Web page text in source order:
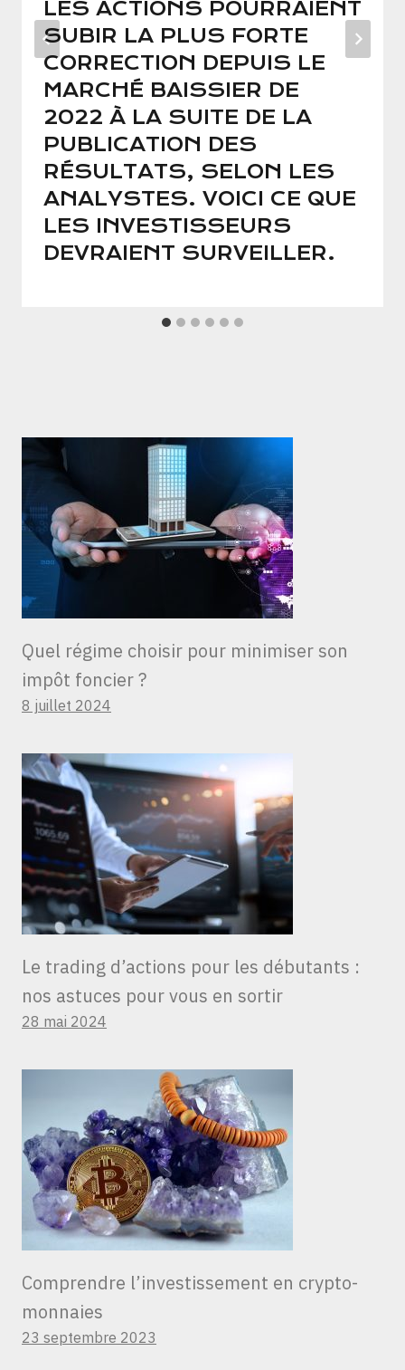
LES ACTIONS POURRAIENT
SUBIR LA PLUS FORTE
CORRECTION DEPUIS LE
MARCHÉ BAISSIER DE
2022 À LA SUITE DE LA
PUBLICATION DES
RÉSULTATS, SELON LES
ANALYSTES. VOICI CE QUE
LES INVESTISSEURS
DEVRAIENT SURVEILLER.
Quel régime choisir pour minimiser son
impôt foncier ?
8 juillet 2024
Le trading d’actions pour les débutants :
nos astuces pour vous en sortir
28 mai 2024
Comprendre l’investissement en crypto-
monnaies
23 septembre 2023